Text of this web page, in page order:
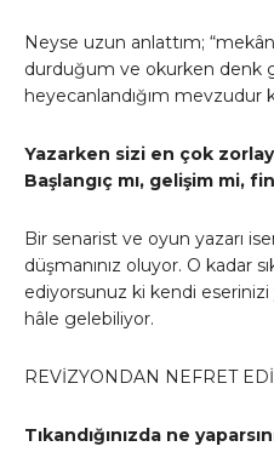
Neyse uzun anlattım;
durduğum ve okurken denk
heyecanlandığım mevzudur
Yazarken sizi en çok
Başlangıç mı, gelişim mi,
Bir senarist ve oyun yazarı
düşmanınız oluyor. O kadar
ediyorsunuz ki kendi eserinizi
hâle gelebiliyor.
REVİZYONDAN NEFRET
Tıkandığınızda ne